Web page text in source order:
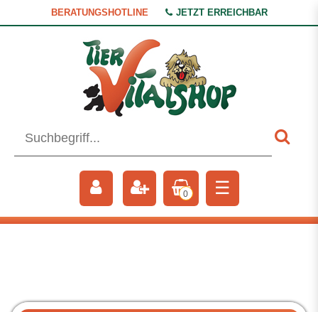
BERATUNGSHOTLINE JETZT ERREICHBAR
0 ☰